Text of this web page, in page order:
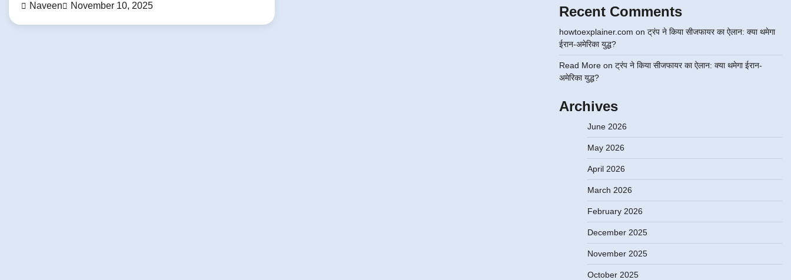
Naveen November 10, 2025 Recent Comments
howtoexplainer.com on ट्रंप ने किया सीजफायर का ऐलान: क्या थमेगा
ईरान-अमेरिका युद्ध?
Read Moreon ट्रंप ने किया सीजफायर का ऐलान: क्या थमेगा ईरान-
अमेरिका युद्ध?
Archives
June 2026
May 2026
April 2026
March 2026
February 2026
December 2025
November 2025
October 2025